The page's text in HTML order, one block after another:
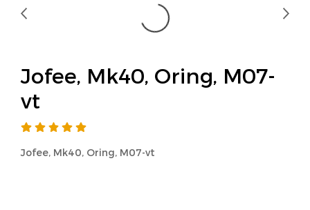
Jofee, Mk40, Oring, M07-
vt
Jofee, Mk40, Oring, M07-vt